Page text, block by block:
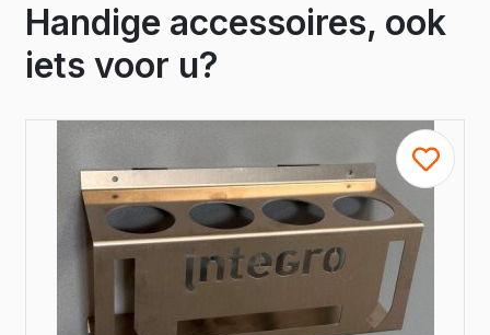
Handige accessoires, ook
iets voor u?